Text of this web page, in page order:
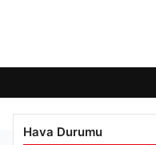
Hava Durumu